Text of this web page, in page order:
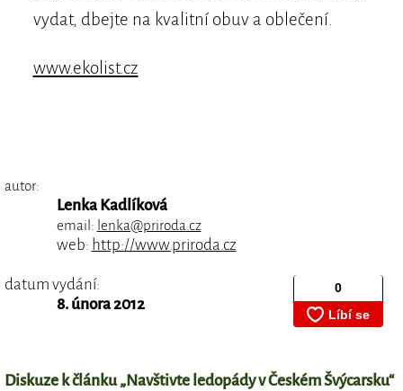
vydat, dbejte na kvalitní obuv a oblečení.
www.ekolist.cz
autor:
Lenka Kadlíková
email: lenka@priroda.cz
web: http://www.priroda.cz
datum vydání:
8. února 2012
Diskuze k článku „Navštivte ledopády v Českém Švýcarsku“